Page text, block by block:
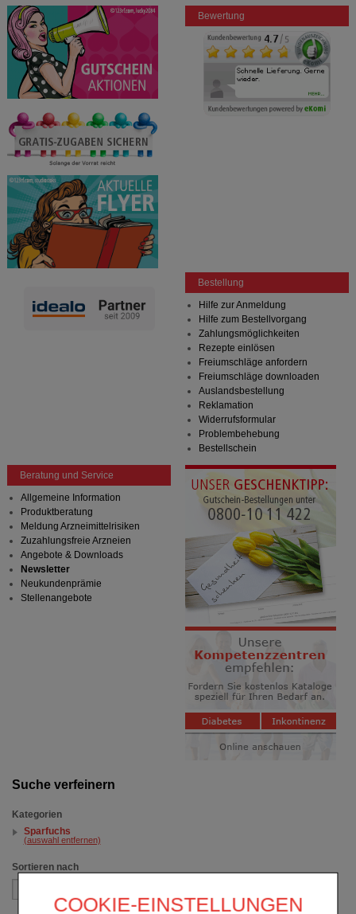
COOKIE-EINSTELLUNGEN
Suche verfeinern
Kategorien
Sparfuchs
(auswahl entfernen)
Sortieren nach
Bewertung
Bestellung
Hilfe zur Anmeldung
Hilfe zum Bestellvorgang
Zahlungsmöglichkeiten
Rezepte einlösen
Freiumschläge anfordern
Freiumschläge downloaden
Auslandsbestellung
Reklamation
Widerrufsformular
Problembehebung
Bestellschein
Beratung und Service
Allgemeine Information
Produktberatung
Meldung Arzneimittelrisiken
Zuzahlungsfreie Arzneien
Angebote & Downloads
Newsletter
Neukundenprämie
Stellenangebote